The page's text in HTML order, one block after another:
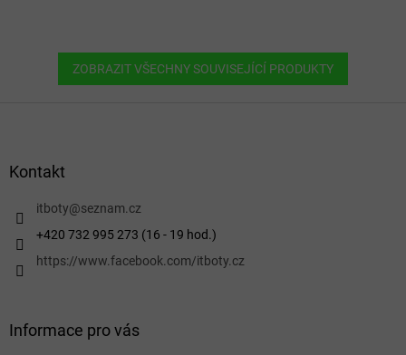
ZOBRAZIT VŠECHNY SOUVISEJÍCÍ PRODUKTY
Kontakt
itboty@seznam.cz
+420 732 995 273 (16 - 19 hod.)
https://www.facebook.com/itboty.cz
Informace pro vás